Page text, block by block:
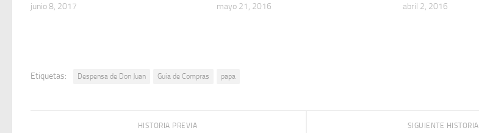
junio 8, 2017
mayo 21, 2016
abril 2, 2016
Etiquetas: Despensa de Don Juan Guia de Compras papa
SIGUIENTE HISTORIA
HISTORIA PREVIA